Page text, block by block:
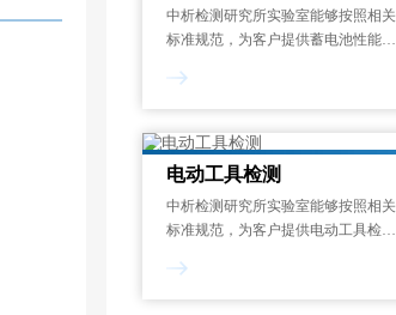
中析检测研究所实验室能够按照相关
标准规范，为客户提供蓄电池性能测
开路电压测量、内阻测试、寿命测
行检测和分析。一般来说，蓄电池性
能测试报告的出具需
电动工具检测
中析检测研究所实验室能够按照相关
标准规范，为客户提供电动工具检测
率测定、过载测试、噪声检测、绝缘